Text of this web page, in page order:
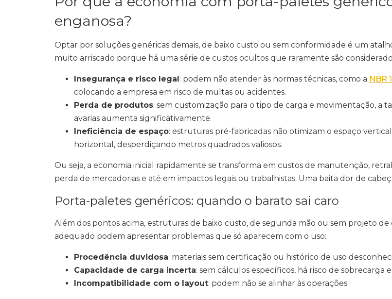
enganosa?
Optar por soluções genéricas demais, de baixo custo ou sem conformidade é um
muito arriscado porque há uma série de custos ocultos que raramente são
Insegurança e risco legal: podem não atender às normas técnicas, como a NBR
colocando a empresa em risco de multas ou acidentes.
Perda de produtos: sem customização para o tipo de carga e movimentação, a
avarias aumenta significativamente.
Ineficiência de espaço: estruturas pré-fabricadas não otimizam o espaço
horizontal, desperdiçando metros quadrados valiosos.
Ou seja, a economia inicial rapidamente se transforma em custos de manutenção,
perda de mercadorias e até em impactos legais ou trabalhistas. Uma baita dor de
Porta-paletes genéricos: quando o barato sai caro
Além dos pontos acima, estruturas de baixo custo, de segunda mão ou sem projeto de
adequado podem apresentar problemas que só aparecem com o uso:
Procedência duvidosa: materiais sem certificação ou histórico de uso
Capacidade de carga incerta: sem cálculos específicos, há risco de sobrecarga
Incompatibilidade com o layout: podem não se alinhar às operações.